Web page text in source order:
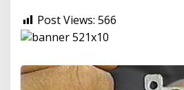
Post Views: 566